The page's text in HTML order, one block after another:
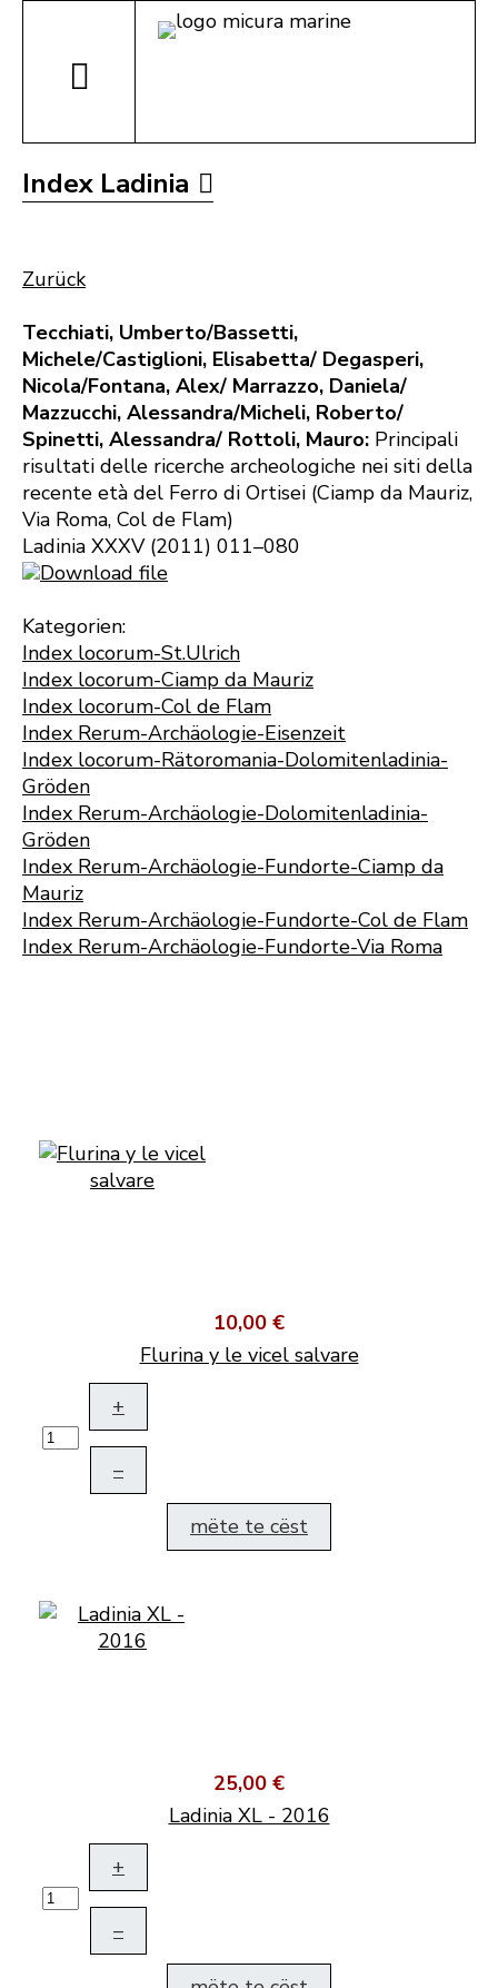
Index Ladinia
Zurück
Tecchiati, Umberto/Bassetti,
Michele/Castiglioni, Elisabetta/ Degasperi,
Nicola/Fontana, Alex/ Marrazzo, Daniela/
Mazzucchi, Alessandra/Micheli, Roberto/
Spinetti, Alessandra/ Rottoli, Mauro: Principali
risultati delle ricerche archeologiche nei siti della
recente età del Ferro di Ortisei (Ciamp da Mauriz,
Via Roma, Col de Flam)
Ladinia XXXV (2011) 011–080
Download file
Kategorien:
Index locorum-St.Ulrich
Index locorum-Ciamp da Mauriz
Index locorum-Col de Flam
Index Rerum-Archäologie-Eisenzeit
Index locorum-Rätoromania-Dolomitenladinia-
Gröden
Index Rerum-Archäologie-Dolomitenladinia-
Gröden
Index Rerum-Archäologie-Fundorte-Ciamp da
Mauriz
Index Rerum-Archäologie-Fundorte-Col de Flam
Index Rerum-Archäologie-Fundorte-Via Roma
10,00 €
Flurina y le vicel salvare
+
–
mëte te cëst
25,00 €
Ladinia XL - 2016
+
–